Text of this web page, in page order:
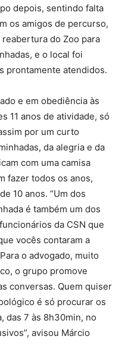
depois, sentindo falta
os amigos de percurso,
do Zoo para
e o local foi
prontamente atendidos.
e em obediência às
11 anos de atividade, só
por um curto
da alegria e da
com uma camisa
fazer todos os anos,
10 anos. “Um dos
é também um dos
da CSN que
vocês contaram a
o advogado, muito
o grupo promove
conversas. Quem quiser
é só procurar os
das 7 às 8h30min, no
avisou Márcio